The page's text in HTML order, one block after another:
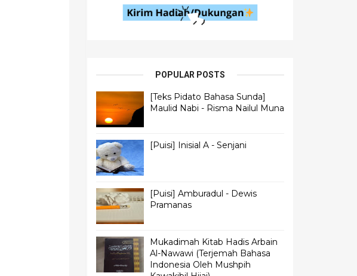
POPULAR POSTS
[Teks Pidato Bahasa Sunda]
Maulid Nabi - Risma Nailul Muna
[Puisi] Inisial A - Senjani
[Puisi] Amburadul - Dewis
Pramanas
Mukadimah Kitab Hadis Arbain
Al-Nawawi (Terjemah Bahasa
Indonesia Oleh Mushpih